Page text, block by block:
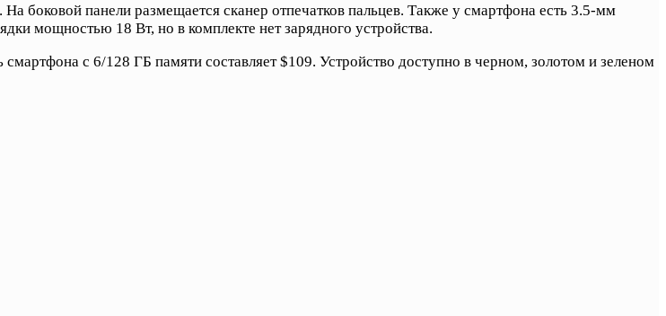
боковой панели размещается сканер отпечатков пальцев. Также у смартфона есть 3.5-мм
мощностью 18 Вт, но в комплекте нет зарядного устройства.
с 6/128 ГБ памяти составляет $109. Устройство доступно в черном, золотом и зеленом